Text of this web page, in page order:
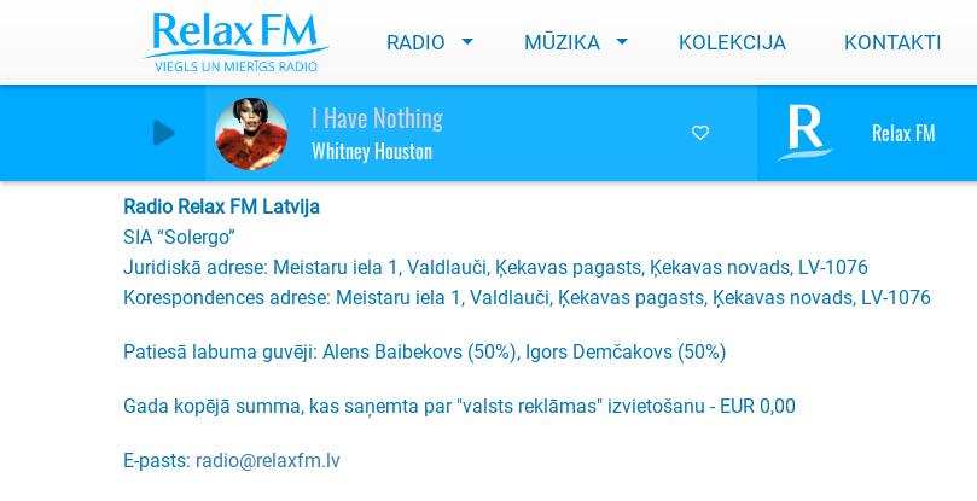
RADIO MŪZIKA KOLEKCIJA KONTAKTI
I Have Nothing
Whitney Houston
Relax FM
Kontakti
Radio Relax FM Latvija
SIA “Solergo”
Juridiskā adrese: Meistaru iela 1, Valdlauči, Ķekavas pagasts, Ķekavas novads, LV-1076
Korespondences adrese: Meistaru iela 1, Valdlauči, Ķekavas pagasts, Ķekavas novads, LV-1076
Patiesā labuma guvēji: Alens Baibekovs (50%), Igors Demčakovs (50%)
Gada kopējā summa, kas saņemta par "valsts reklāmas" izvietošanu - EUR 0,00
E-pasts: radio@relaxfm.lv